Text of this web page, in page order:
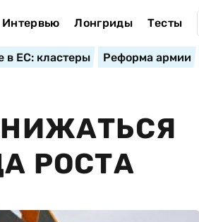
Интервью Лонгриды Тесты
в ЕС: кластеры Реформа армии
РОСТА